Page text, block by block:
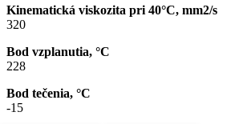
Kinematická viskozita pri 40°C, mm2/s
320
Bod vzplanutia, °C
228
Bod tečenia, °C
-15